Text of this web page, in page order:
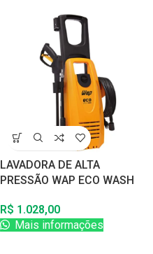
LAVADORA DE ALTA
PRESSÃO WAP ECO WASH
R$ 1.028,00
Mais informações